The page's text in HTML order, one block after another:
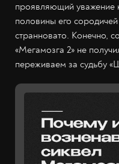
проявляющий уважение
половины его
странновато. Конечно,
«Мегамозга 2» не
переживаем за судьбу